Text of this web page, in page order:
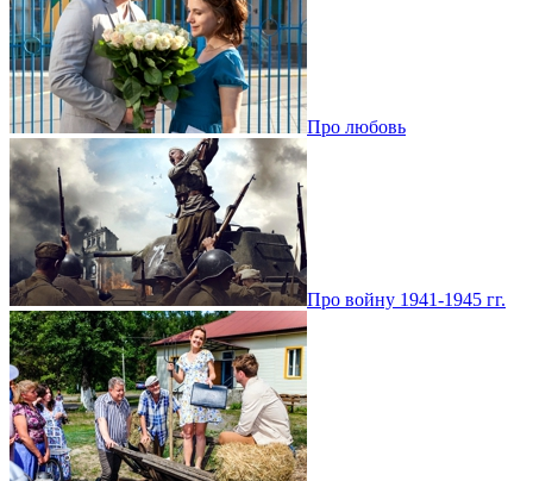
Про любовь
Про войну 1941-1945 гг.